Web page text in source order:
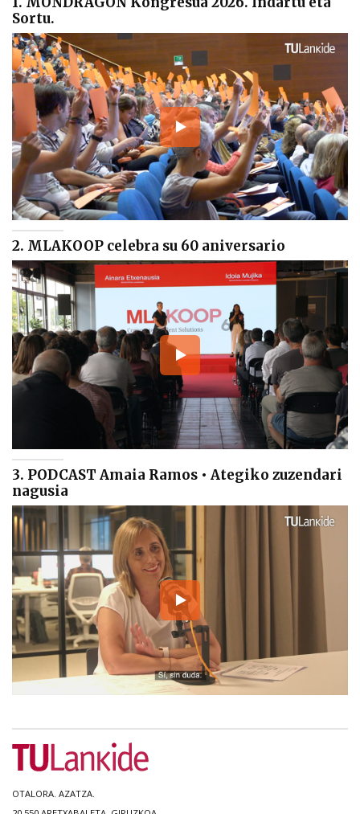
Sortu.
2. MLAKOOP celebra su 60 aniversario
3. PODCAST Amaia Ramos • Ategiko zuzendari
nagusia
OTALORA. AZATZA.